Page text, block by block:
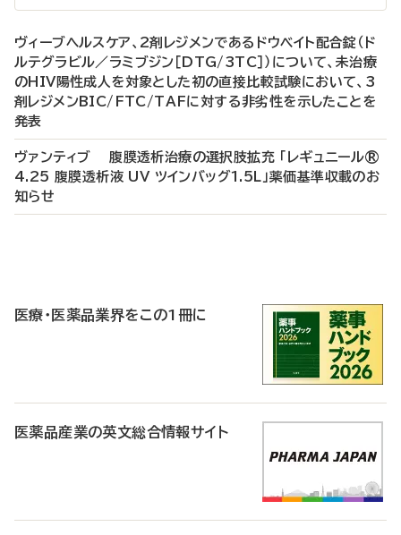
ヴィーブヘルスケア、2剤レジメンであるドウベイト配合錠（ド
ルテグラビル／ラミブジン［DTG/3TC］）について、未治療
のHIV陽性成人を対象とした初の直接比較試験において、3
剤レジメンBIC/FTC/TAFに対する非劣性を示したことを
発表
ヴァンティブ 腹膜透析治療の選択肢拡充 「レギュニール®
4.25 腹膜透析液 UV ツインバッグ1.5L」薬価基準収載のお
知らせ
医療・医薬品業界をこの1冊に
医薬品産業の英文総合情報サイト